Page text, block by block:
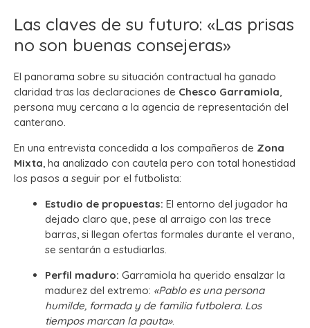
Las claves de su futuro: «Las prisas
no son buenas consejeras»
El panorama sobre su situación contractual ha ganado
claridad tras las declaraciones de Chesco Garramiola
persona muy cercana a la agencia de representación del
canterano.
En una entrevista concedida a los compañeros de Zona
Mixta , ha analizado con cautela pero con total honestidad
los pasos a seguir por el futbolista:
Estudio de propuestas: El entorno del jugador ha
dejado claro que, pese al arraigo con las trece
barras, si llegan ofertas formales durante el verano,
se sentarán a estudiarlas.
Perfil maduro: Garramiola ha querido ensalzar la
madurez del extremo: «Pablo es una persona
humilde, formada y de familia futbolera. Los
tiempos marcan la pauta».